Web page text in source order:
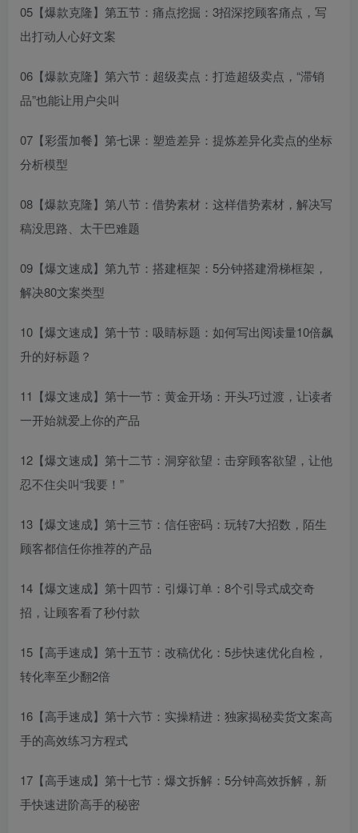
05【爆款克隆】第五节：痛点挖掘：3招深挖顾客痛点，写
出打动人心好文案
06【爆款克隆】第六节：超级卖点：打造超级卖点，“滞销
品”也能让用户尖叫
07【彩蛋加餐】第七课：塑造差异：提炼差异化卖点的坐标
分析模型
08【爆款克隆】第八节：借势素材：这样借势素材，解决写
稿没思路、太干巴难题
09【爆文速成】第九节：搭建框架：5分钟搭建滑梯框架，
解决80文案类型
10【爆文速成】第十节：吸睛标题：如何写出阅读量10倍飙
升的好标题？
11【爆文速成】第十一节：黄金开场：开头巧过渡，让读者
一开始就爱上你的产品
12【爆文速成】第十二节：洞穿欲望：击穿顾客欲望，让他
忍不住尖叫“我要！”
13【爆文速成】第十三节：信任密码：玩转7大招数，陌生
顾客都信任你推荐的产品
14【爆文速成】第十四节：引爆订单：8个引导式成交奇
招，让顾客看了秒付款
15【高手速成】第十五节：改稿优化：5步快速优化自检，
转化率至少翻2倍
16【高手速成】第十六节：实操精进：独家揭秘卖货文案高
手的高效练习方程式
17【高手速成】第十七节：爆文拆解：5分钟高效拆解，新
手快速进阶高手的秘密